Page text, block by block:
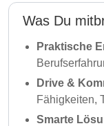
Was Du
Praktische
Drive &
Fähigkeiten,
Smarte